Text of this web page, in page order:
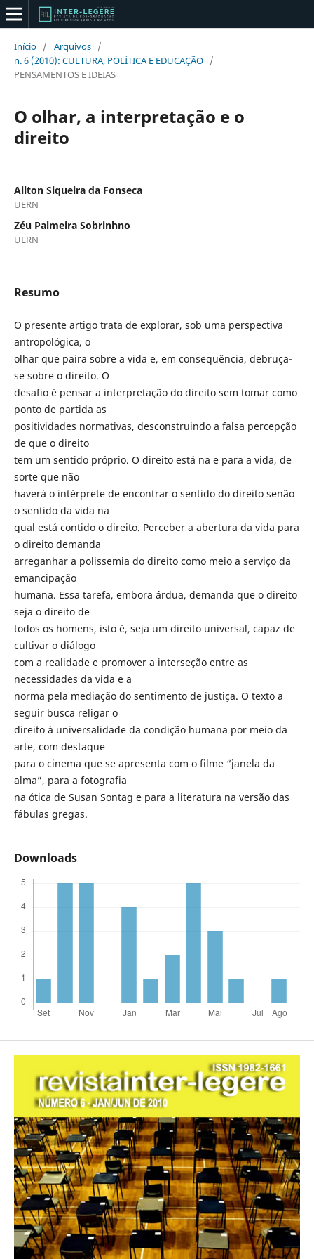
Início / Arquivos /
n. 6 (2010): CULTURA, POLÍTICA E EDUCAÇÃO /
PENSAMENTOS E IDEIAS
O olhar, a interpretação e o
direito
Ailton Siqueira da Fonseca
UERN
Zéu Palmeira Sobrinhno
UERN
Resumo
O presente artigo trata de explorar, sob uma perspectiva
antropológica, o
olhar que paira sobre a vida e, em consequência, debruça-
se sobre o direito. O
desafio é pensar a interpretação do direito sem tomar como
ponto de partida as
positividades normativas, desconstruindo a falsa percepção
de que o direito
tem um sentido próprio. O direito está na e para a vida, de
sorte que não
haverá o intérprete de encontrar o sentido do direito senão
o sentido da vida na
qual está contido o direito. Perceber a abertura da vida para
o direito demanda
arreganhar a polissemia do direito como meio a serviço da
emancipação
humana. Essa tarefa, embora árdua, demanda que o direito
seja o direito de
todos os homens, isto é, seja um direito universal, capaz de
cultivar o diálogo
com a realidade e promover a interseção entre as
necessidades da vida e a
norma pela mediação do sentimento de justiça. O texto a
seguir busca religar o
direito à universalidade da condição humana por meio da
arte, com destaque
para o cinema que se apresenta com o filme “janela da
alma”, para a fotografia
na ótica de Susan Sontag e para a literatura na versão das
fábulas gregas.
Downloads